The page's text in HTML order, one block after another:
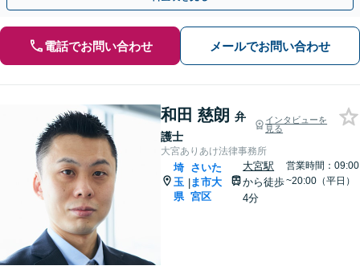
電話でお問い合わせ メールでお問い合わせ
和田 慈朗 弁
護士
インタビューを
見る
大宮ありあけ法律事務所
埼
玉
県
|
さいた
ま市大
宮区
大宮駅
から徒歩
4分
営業時間：09:00
~20:00（平日）